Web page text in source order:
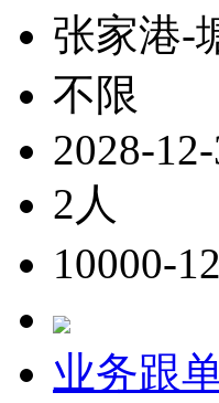
张家港-
不限
2028-
2人
10000-
业务跟